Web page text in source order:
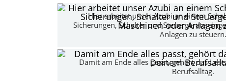
Hier arbeitet unser Azubi an einem
Sicherungen, Schalter und Steuergeräte
Anlagen zu steuern.
Damit am Ende alles passt, gehört das
Berufsalltag.